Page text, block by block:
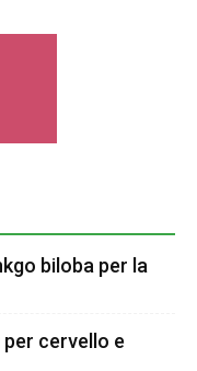
biloba per la
cervello e